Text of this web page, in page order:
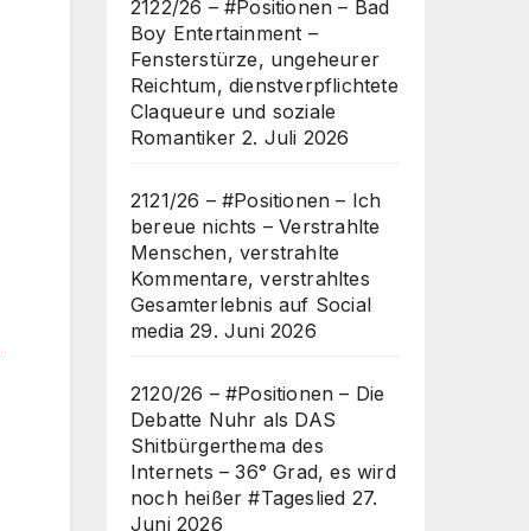
2122/26 – #Positionen – Bad
Boy Entertainment –
Fensterstürze, ungeheurer
Reichtum, dienstverpflichtete
Claqueure und soziale
Romantiker 2. Juli 2026
2121/26 – #Positionen – Ich
bereue nichts – Verstrahlte
Menschen, verstrahlte
Kommentare, verstrahltes
Gesamterlebnis auf Social
media 29. Juni 2026
2120/26 – #Positionen – Die
Debatte Nuhr als DAS
Shitbürgerthema des
Internets – 36° Grad, es wird
noch heißer #Tageslied 27.
Juni 2026